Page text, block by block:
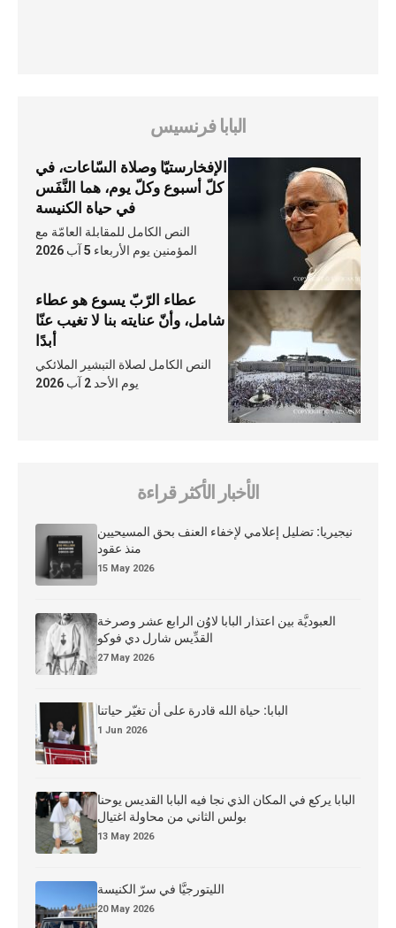
البابا فرنسيس
الإفخارستيّا وصلاة السّاعات، في
كلّ أسبوع وكلّ يوم، هما النَّفَس
في حياة الكنيسة
النص الكامل للمقابلة العامّة مع
المؤمنين يوم الأربعاء 5 آب 2026
عطاء الرّبّ يسوع هو عطاء
شامل، وأنّ عنايته بنا لا تغيب عنّا
أبدًا
النص الكامل لصلاة التبشير الملائكي
يوم الأحد 2 آب 2026
الأخبار الأكثر قراءة
نيجيريا: تضليل إعلامي لإخفاء العنف بحق المسيحيين
منذ عقود
15 May 2026
العبوديَّة بين اعتذار البابا لاوُن الرابع عشر وصرخة
القدِّيس شارل دي فوكو
27 May 2026
البابا: حياة الله قادرة على أن تغيّر حياتنا
1 Jun 2026
البابا يركع في المكان الذي نجا فيه البابا القديس يوحنا
بولس الثاني من محاولة اغتيال
13 May 2026
الليتورجيَّا في سرّ الكنيسة
20 May 2026